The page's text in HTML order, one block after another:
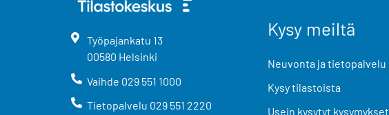
Työpajankatu 13
00580 Helsinki
Vaihde 029 551 1000
Tietopalvelu 029 551 2220
Kysy meiltä
Neuvonta ja tietopalvelu
Kysy tilastoista
Usein kysytyt kysymykset